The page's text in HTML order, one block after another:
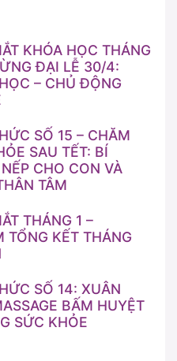
KHÓA HỌC THÁNG
ĐẠI LỄ 30/4:
– CHỦ ĐỘNG
SỐ 15 – CHĂM
SAU TẾT: BÍ
CHO CON VÀ
TÂM
THÁNG 1 –
TỔNG KẾT THÁNG
SỐ 14: XUÂN
BẤM HUYỆT
SỨC KHỎE